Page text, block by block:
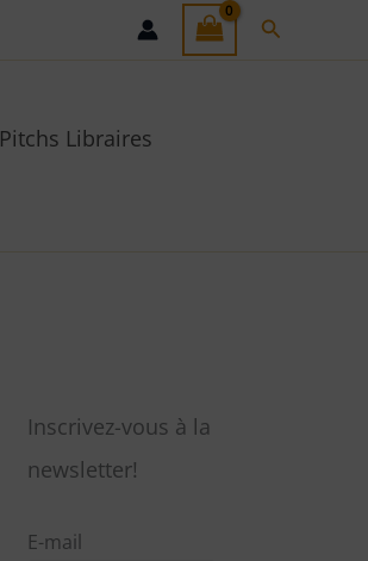
Pitchs Libraires
Inscrivez-vous à la
newsletter!
E-mail